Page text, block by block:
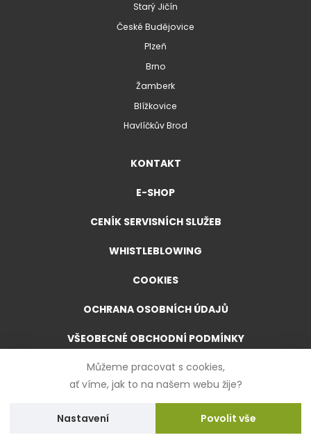
Můžeme pracovat s cookies,
ať víme, jak to na našem webu žije?
Nastavení
Starý Jičín
České Budějovice
Plzeň
Brno
Žamberk
Blížkovice
Havlíčkův Brod
KONTAKT
E-SHOP
CENÍK SERVISNÍCH SLUŽEB
WHISTLEBLOWING
COOKIES
OCHRANA OSOBNÍCH ÚDAJŮ
VŠEOBECNÉ OBCHODNÍ PODMÍNKY
VŠEOBECNÉ OBCHODNÍ PODMÍNKY PRO E-SHOP